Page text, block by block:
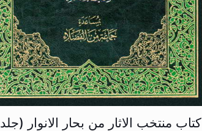
کتاب منتخب الاثار من بحار الانوار (جلد 12)